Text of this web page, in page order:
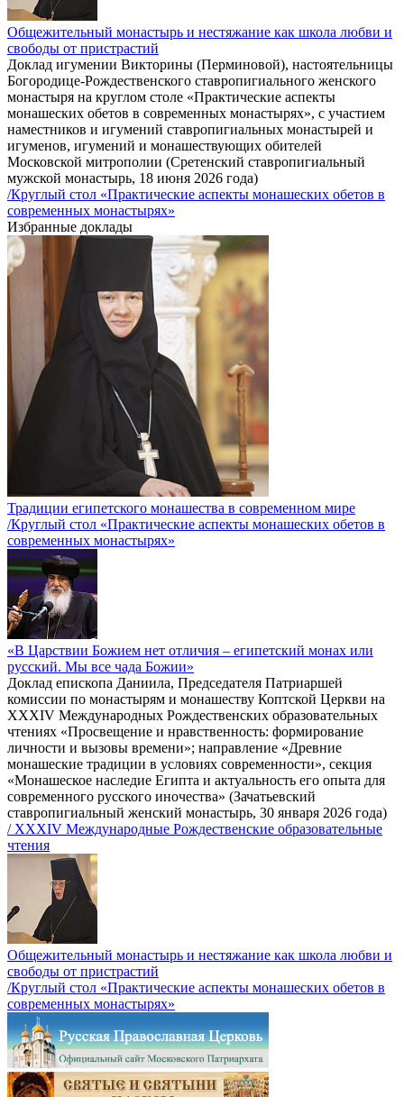
Общежительный монастырь и нестяжание как школа любви и
свободы от пристрастий
Доклад игумении Викторины (Перминовой), настоятельницы
Богородице-Рождественского ставропигиального женского
монастыря на круглом столе «Практические аспекты
монашеских обетов в современных монастырях», с участием
наместников и игумений ставропигиальных монастырей и
игуменов, игумений и монашествующих обителей
Московской митрополии (Сретенский ставропигиальный
мужской монастырь, 18 июня 2026 года)
/Круглый стол «Практические аспекты монашеских обетов в
современных монастырях»
Избранные доклады
Традиции египетского монашества в современном мире
/Круглый стол «Практические аспекты монашеских обетов в
современных монастырях»
«В Царствии Божием нет отличия – египетский монах или
русский. Мы все чада Божии»
Доклад епископа Даниила, Председателя Патриаршей
комиссии по монастырям и монашеству Коптской Церкви на
XXXIV Международных Рождественских образовательных
чтениях «Просвещение и нравственность: формирование
личности и вызовы времени»; направление «Древние
монашеские традиции в условиях современности», секция
«Монашеское наследие Египта и актуальность его опыта для
современного русского иночества» (Зачатьевский
ставропигиальный женский монастырь, 30 января 2026 года)
/ XXXIV Международные Рождественские образовательные
чтения
Общежительный монастырь и нестяжание как школа любви и
свободы от пристрастий
/Круглый стол «Практические аспекты монашеских обетов в
современных монастырях»